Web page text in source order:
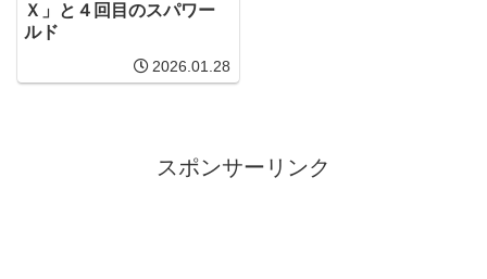
Ｘ」と４回目のスパワー
ルド
2026.01.28
スポンサーリンク